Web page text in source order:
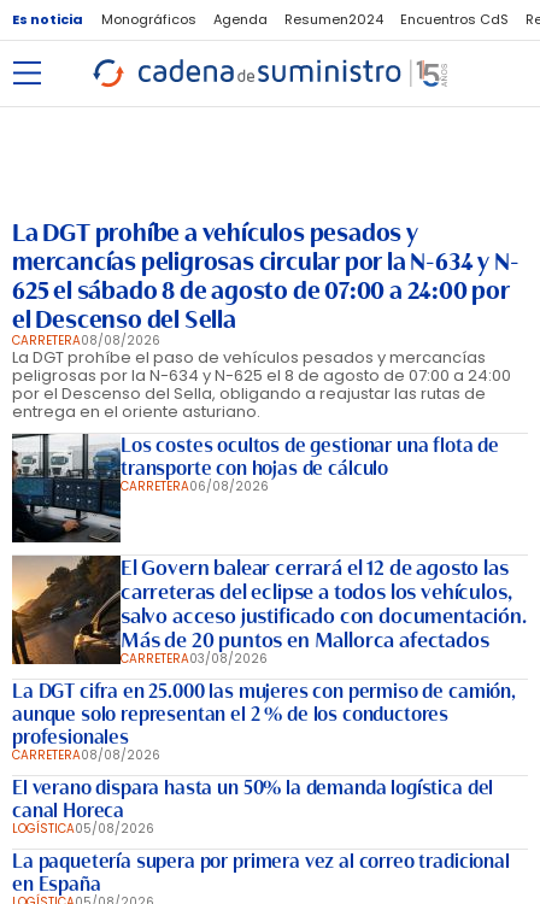
Es noticia Monográficos Agenda Resumen2024 Encuentros CdS
La DGT prohíbe a vehículos pesados y
mercancías peligrosas circular por la N-634 y N-
625 el sábado 8 de agosto de 07:00 a 24:00 por
el Descenso del Sella
CARRETERA08/08/2026
La DGT prohíbe el paso de vehículos pesados y mercancías
peligrosas por la N-634 y N-625 el 8 de agosto de 07:00 a 24:00
por el Descenso del Sella, obligando a reajustar las rutas de
entrega en el oriente asturiano.
Los costes ocultos de gestionar una flota de
transporte con hojas de cálculo
CARRETERA06/08/2026
El Govern balear cerrará el 12 de agosto las
carreteras del eclipse a todos los vehículos,
salvo acceso justificado con documentación.
Más de 20 puntos en Mallorca afectados
CARRETERA03/08/2026
La DGT cifra en 25.000 las mujeres con permiso de camión,
aunque solo representan el 2 % de los conductores
profesionales
CARRETERA08/08/2026
El verano dispara hasta un 50% la demanda logística del
canal Horeca
LOGÍSTICA05/08/2026
La paquetería supera por primera vez al correo tradicional
en España